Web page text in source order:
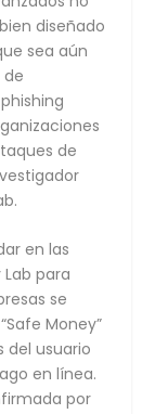
diseñado
sea aún
de
en las
para
se
Money”
del usuario
en línea.
por